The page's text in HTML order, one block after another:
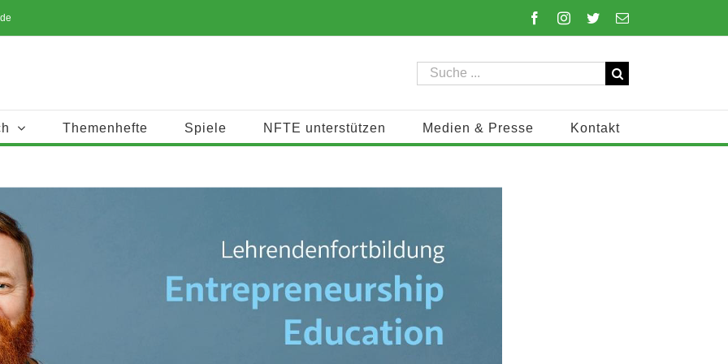
FacebookInstagram
TwitterE-
Suche
nach:
Themenhefte Spiele NFTE unterstützen Medien & Presse Kontakt